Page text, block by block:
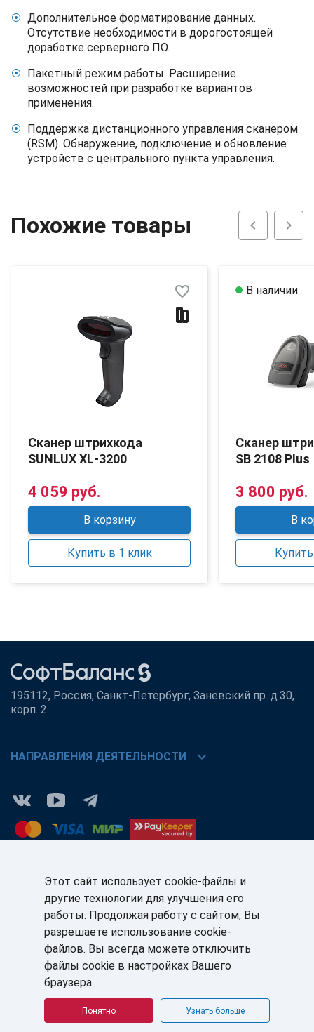
Дополнительное форматирование данных.
Отсутствие необходимости в дорогостоящей
доработке серверного ПО.
Пакетный режим работы. Расширение
возможностей при разработке вариантов
применения.
Поддержка дистанционного управления сканером
(RSM). Обнаружение, подключение и обновление
устройств с центрального пункта управления.
Похожие товары chevron_left chevron_right
Сканер штрихкода
SUNLUX XL-3200
favorite_border
4 059 руб.
В корзину
Купить в 1 клик
Сканер
SB 2108 Plus
3 800 руб.
В наличии
В
195112, Россия, Санкт-Петербург, Заневский пр. д.30,
корп. 2
НАПРАВЛЕНИЯ ДЕЯТЕЛЬНОСТИ chevron_right
КЛИЕНТАМ:
+7 (812) 327-5141
sale@sb-sale.ru
ПАРТНЁРАМ:
+7 (812) 327-5025
partner@softbalance.ru
© ГК «СофтБаланс» 2008–2026 г. Все права защищены.
Этот сайт использует cookie-файлы и
другие технологии для улучшения его
работы. Продолжая работу с сайтом, Вы
разрешаете использование cookie-
файлов. Вы всегда можете отключить
файлы cookie в настройках Вашего
браузера.
Понятно Узнать больше